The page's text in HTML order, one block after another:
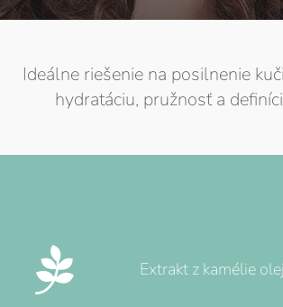
Ideálne riešenie na posilnenie
hydratáciu, pružnosť a
Extrakt z kamélie